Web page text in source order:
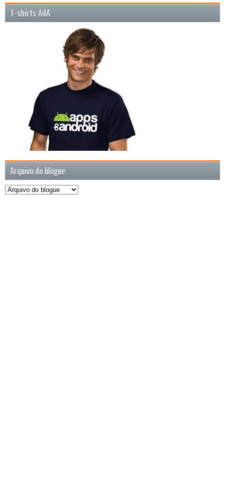
T-shirts AdA
Arquivo do blogue